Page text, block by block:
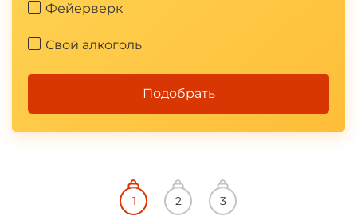
Фейерверк
Свой алкоголь
Подобрать
*